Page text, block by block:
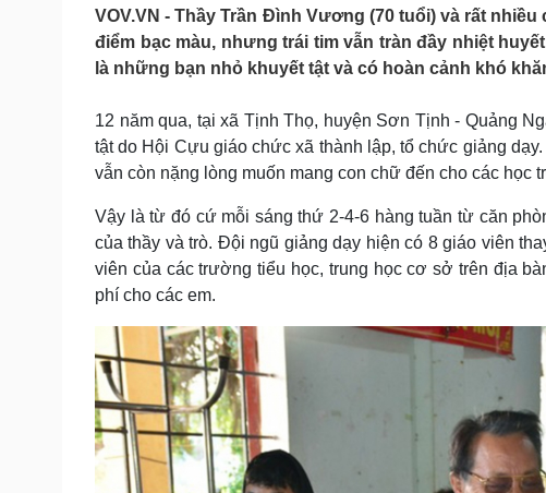
Biển đảo
Pháp luật
Tư vấn luật
Quân sự - Quốc phòng
Phân tích
Sức khỏe
Dinh dưỡng - món ngon
Cây thuốc
Sản phụ khoa
Nam khoa
Làm đẹp - giảm cân
Phòng mạch online
Ăn sạch sống khỏe
Đời sống
Nhà đẹp
Blog
Cải chính
VOV.VN - Thầy Trần Đình Vương (70 tuổi) và rất
điểm bạc màu, nhưng trái tim vẫn tràn đầy nhiệt
là những bạn nhỏ khuyết tật và có hoàn cảnh khó
12 năm qua, tại xã Tịnh Thọ, huyện Sơn Tịnh - Quảng
tật do Hội Cựu giáo chức xã thành lập, tổ chức giảng
vẫn còn nặng lòng muốn mang con chữ đến cho các học
Vậy là từ đó cứ mỗi sáng thứ 2-4-6 hàng tuần từ căn
của thầy và trò. Đội ngũ giảng dạy hiện có 8 giáo viên
viên của các trường tiểu học, trung học cơ sở trên địa
phí cho các em.